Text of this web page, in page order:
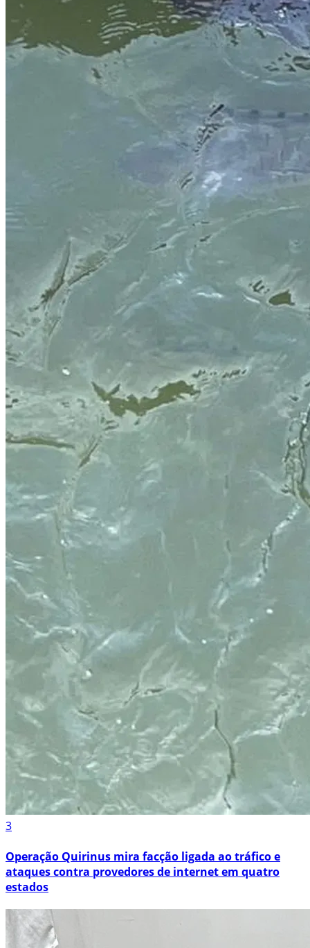
3
Operação Quirinus mira facção ligada ao tráfico e
ataques contra provedores de internet em quatro
estados